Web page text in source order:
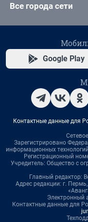
Все города сети
Google Play
Контактные данные для
Зарегистрировано
информационных
Регистрационный
Учредитель: Общество с
Главный редактор:
Адрес редакции: г.
Электронный
Контактные данные для